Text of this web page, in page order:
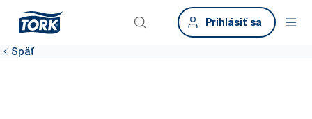
Prihlásiť sa
Späť